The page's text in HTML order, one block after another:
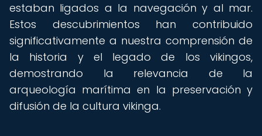
estaban ligados a la navegación y al mar.
Estos descubrimientos han contribuido
significativamente a nuestra comprensión de
la historia y el legado de los vikingos,
demostrando la relevancia de la
arqueología marítima en la preservación y
difusión de la cultura vikinga.